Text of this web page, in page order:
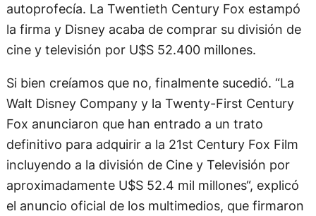
autoprofecía. La Twentieth Century Fox estampó
la firma y Disney acaba de comprar su división de
cine y televisión por U$S 52.400 millones.
Si bien creíamos que no, finalmente sucedió. “La
Walt Disney Company y la Twenty-First Century
Fox anunciaron que han entrado a un trato
definitivo para adquirir a la 21st Century Fox Film
incluyendo a la división de Cine y Televisión por
aproximadamente U$S 52.4 mil millones“, explicó
el anuncio oficial de los multimedios, que firmaron